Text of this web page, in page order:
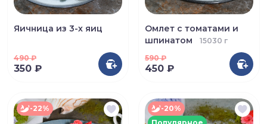
Яичница из 3-х яиц
490₽
350 ₽
Омлет с томатами и
шпинатом
15030 г
590₽
450 ₽
-22%
-20%